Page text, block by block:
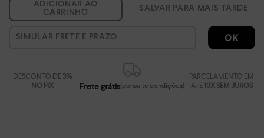
ADICIONAR AO
CARRINHO
OK
DESCONTO DE 3%
NO PIX
Frete grátis(consulte condições)
PARCELAMENTO EM
ATÉ10X SEM JUROS